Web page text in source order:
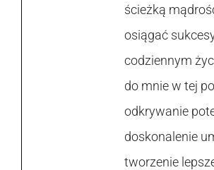
ścieżką
osiągać
codziennym
do mnie w tej
odkrywanie
doskonalenie
tworzenie